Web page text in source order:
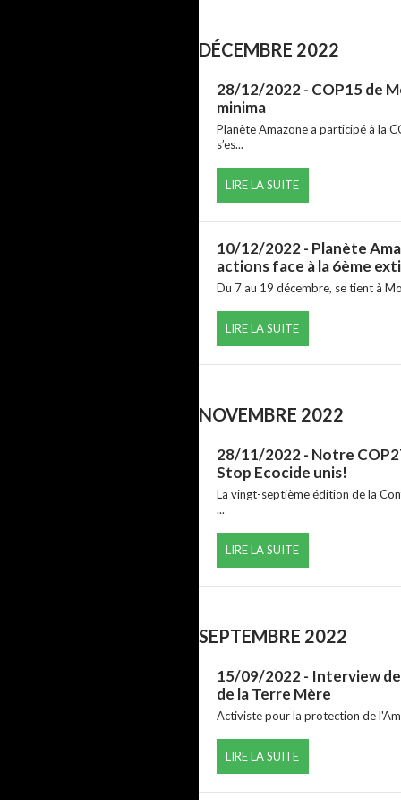
DÉCEMBRE 2022
28/12/2022- COP15 de
minima
Planète Amazone a participé à la
s’es...
LIRE LA SUITE
10/12/2022- Planète
actions face à la 6ème
Du 7 au 19 décembre, se tient à
LIRE LA SUITE
NOVEMBRE 2022
28/11/2022- Notre
Stop Ecocide unis!
La vingt-septième édition de la
...
LIRE LA SUITE
SEPTEMBRE 2022
15/09/2022- Interview
de la Terre Mère
Activiste pour la protection de
LIRE LA SUITE